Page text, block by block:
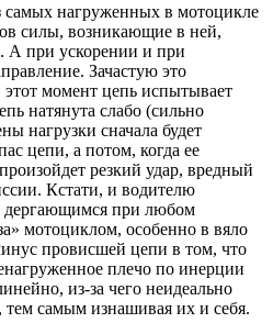
нагруженных в мотоцикле
силы, возникающие в ней,
А при ускорении и при
Зачастую это
этот момент цепь испытывает
натянута слабо (сильно
нагрузки сначала будет
цепи, а потом, когда ее
резкий удар, вредный
Кстати, и водителю
дергающимся при любом
мотоциклом, особенно в вяло
провисшей цепи в том, что
плечо по инерции
из-за чего неидеально
тем самым изнашивая их и себя.